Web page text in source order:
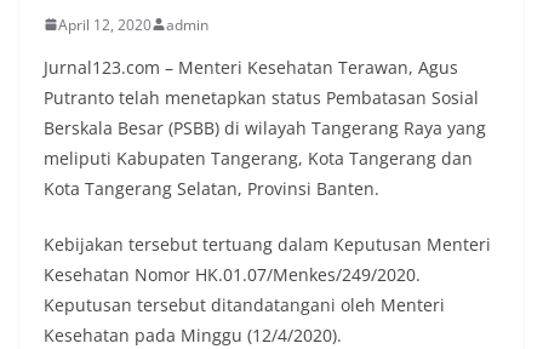
April 12, 2020 admin
Jurnal123.com – Menteri Kesehatan Terawan, Agus
Putranto telah menetapkan status Pembatasan Sosial
Berskala Besar (PSBB) di wilayah Tangerang Raya yang
meliputi Kabupaten Tangerang, Kota Tangerang dan
Kota Tangerang Selatan, Provinsi Banten.
Kebijakan tersebut tertuang dalam Keputusan Menteri
Kesehatan Nomor HK.01.07/Menkes/249/2020.
Keputusan tersebut ditandatangani oleh Menteri
Kesehatan pada Minggu (12/4/2020).